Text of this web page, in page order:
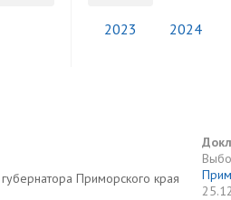
2023 2024
Приморского края